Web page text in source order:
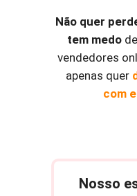
Não quer
tem medo
vendedores
apenas quer
com
Nosso